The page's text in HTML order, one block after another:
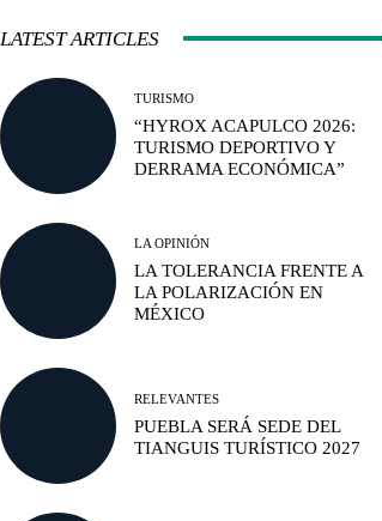
LATEST ARTICLES
TURISMO
“HYROX ACAPULCO 2026:
TURISMO DEPORTIVO Y
DERRAMA ECONÓMICA”
LA OPINIÓN
LA TOLERANCIA FRENTE A
LA POLARIZACIÓN EN
MÉXICO
RELEVANTES
PUEBLA SERÁ SEDE DEL
TIANGUIS TURÍSTICO 2027